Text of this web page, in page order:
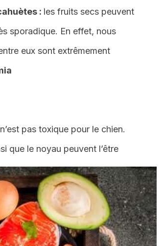
: les fruits secs peuvent
sporadique. En effet, nous
eux sont extrêmement
pas toxique pour le chien.
que le noyau peuvent l’être